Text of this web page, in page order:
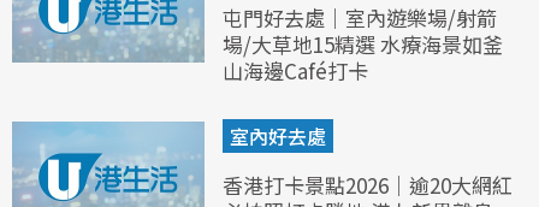
屯門好去處｜室內遊樂場/射箭
場/大草地15精選 水療海景如釜
山海邊Café打卡
室內好去處
香港打卡景點2026｜逾20大網紅